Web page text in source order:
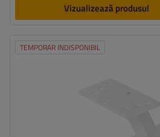
Vizualizează produsul
TEMPORAR INDISPONIBIL